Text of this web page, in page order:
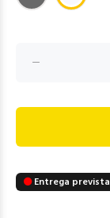
Entrega prevista